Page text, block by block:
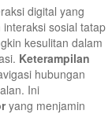
digital yang
sosial tatap
kesulitan dalam
Keterampilan
hubungan
Ini
yang menjamin